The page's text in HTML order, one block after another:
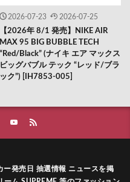
2026-07-23 2026-07-25
【2026年 8/1 発売】NIKE AIR
MAX 95 BIG BUBBLE TECH
“Red/Black” (ナイキ エア マックス
ビッグバブル テック “レッド/ブラ
ック”) [IH7853-005]
ー発売日 抽選情報 ニュースを掲